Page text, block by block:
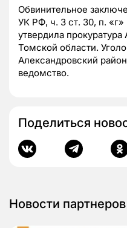
Обвинительное
УК РФ, ч. 3 ст. 30, п.
утвердила
Томской области.
Александровский
ведомство.
Поделиться
Новости партнеров